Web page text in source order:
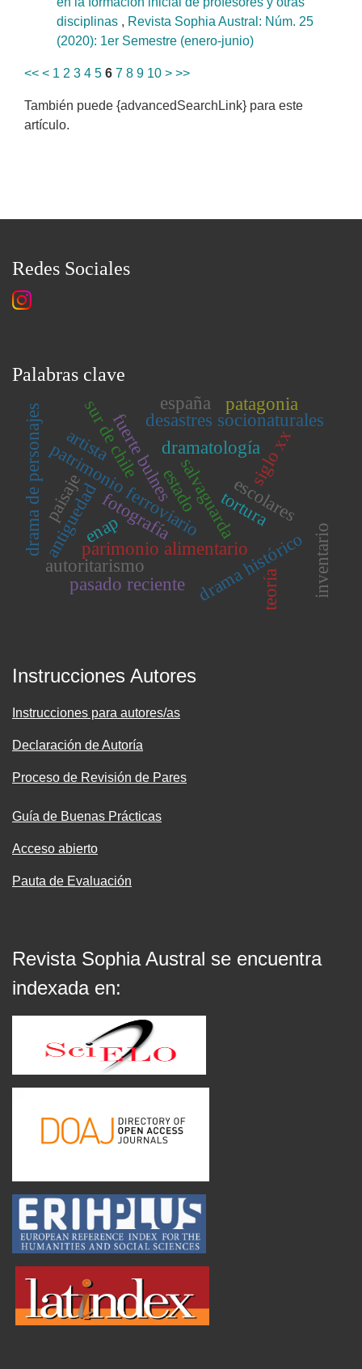
disciplinas , Revista Sophia Austral: Núm. 25
(2020): 1er Semestre (enero-junio)
<< < 1 2 3 4 5 6 7 8 9 10 > >>
También puede {advancedSearchLink} para este
artículo.
Redes Sociales
Palabras clave
escolares
parimonio alimentario
patrimonio ferroviariodramatología
drama de personajes
drama histórico
fuerte bulnesdesastres socionaturales
salvaguarda
antiguedad inventario
estado
autoritarismo
fotografía
siglo xx
españa
paisaje
pasado reciente
enap
sur de chile
tortura
teoría
patagonia
artista
Instrucciones Autores
Instrucciones para autores/as
Declaración de Autoría
Proceso de Revisión de Pares
Guía de Buenas Prácticas
Acceso abierto
Pauta de Evaluación
Revista Sophia Austral se encuentra
indexada en: